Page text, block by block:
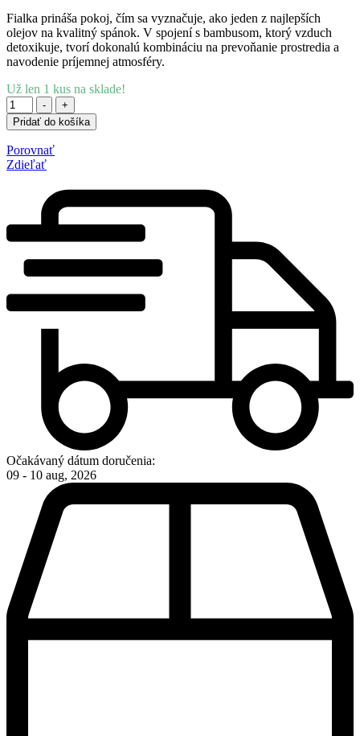
Fialka prináša pokoj, čím sa vyznačuje, ako jeden z najlepších
olejov na kvalitný spánok. V spojení s bambusom, ktorý vzduch
detoxikuje, tvorí dokonalú kombináciu na prevoňanie prostredia a
navodenie príjemnej atmosféry.
Už len 1 kus na sklade!
Množstvo
-
+
Pridať do košíka
Porovnať
Zdieľať
Očakávaný dátum doručenia:
09 - 10 aug, 2026